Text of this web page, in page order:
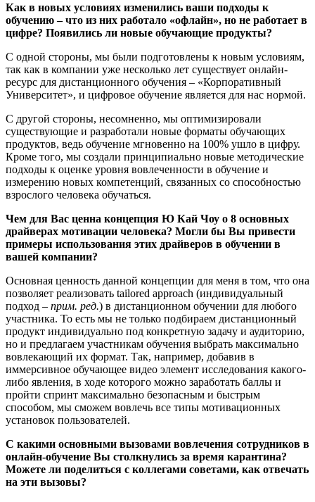
Как в новых условиях изменились ваши подходы к
обучению – что из них работало «офлайн», но не работает в
цифре? Появились ли новые обучающие продукты?
С одной стороны, мы были подготовлены к новым условиям,
так как в компании уже несколько лет существует онлайн-
ресурс для дистанционного обучения – «Корпоративный
Университет», и цифровое обучение является для нас нормой.
С другой стороны, несомненно, мы оптимизировали
существующие и разработали новые форматы обучающих
продуктов, ведь обучение мгновенно на 100% ушло в цифру.
Кроме того, мы создали принципиально новые методические
подходы к оценке уровня вовлеченности в обучение и
измерению новых компетенций, связанных со способностью
взрослого человека обучаться.
Чем для Вас ценна концепция Ю Кай Чоу о 8 основных
драйверах мотивации человека? Могли бы Вы привести
примеры использования этих драйверов в обучении в
вашей компании?
Основная ценность данной концепции для меня в том, что она
позволяет реализовать tailored approach (индивидуальный
подход – прим. ред.) в дистанционном обучении для любого
участника. То есть мы не только подбираем дистанционный
продукт индивидуально под конкретную задачу и аудиторию,
но и предлагаем участникам обучения выбрать максимально
вовлекающий их формат. Так, например, добавив в
иммерсивное обучающее видео элемент исследования какого-
либо явления, в ходе которого можно заработать баллы и
пройти спринт максимально безопасным и быстрым
способом, мы сможем вовлечь все типы мотивационных
установок пользователей.
С какими основными вызовами вовлечения сотрудников в
онлайн-обучение Вы столкнулись за время карантина?
Можете ли поделиться с коллегами советами, как отвечать
на эти вызовы?